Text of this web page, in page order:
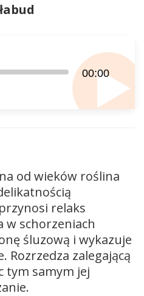
00:00
od wieków roślina
relaks
w schorzeniach
śluzową i wykazuje
Rozrzedza zalegającą
tym samym jej